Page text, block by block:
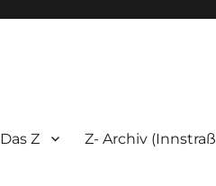
Das Z Z- Archiv